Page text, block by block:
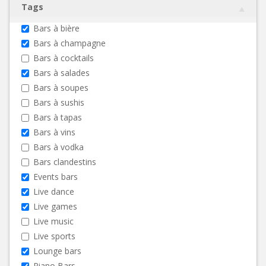
Tags
Bars à bière
Bars à champagne
Bars à cocktails
Bars à salades
Bars à soupes
Bars à sushis
Bars à tapas
Bars à vins
Bars à vodka
Bars clandestins
Events bars
Live dance
Live games
Live music
Live sports
Lounge bars